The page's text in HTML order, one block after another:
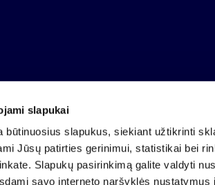
slapukai
būtinuosius slapukus, siekiant užtikrinti
Jūsų patirties gerinimui, statistikai bei
Slapukų pasirinkimą galite valdyti
savo interneto naršyklės
PVM mokėtojo
Įregistruota VĮ
A.s. LT25 4010